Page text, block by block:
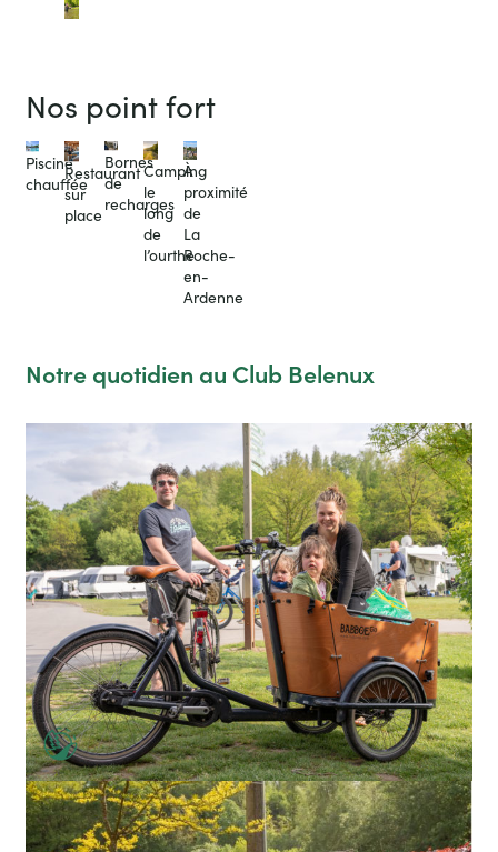
Nos point fort
Piscine
chauffée
Restaurant
sur
place
Bornes
de
recharges
Camping
le
long
de
l’ourthe
À
proximité
de
La
Roche-
en-
Ardenne
Notre quotidien au Club Belenux